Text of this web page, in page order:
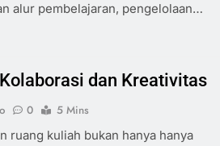
alur pembelajaran, pengelolaan…
dan Kreativitas
0
5 Mins
ruang kuliah bukan hanya hanya